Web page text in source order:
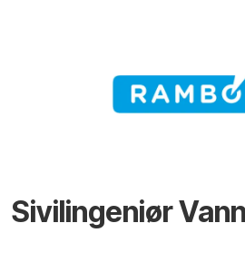
Sivilingeniør Vann